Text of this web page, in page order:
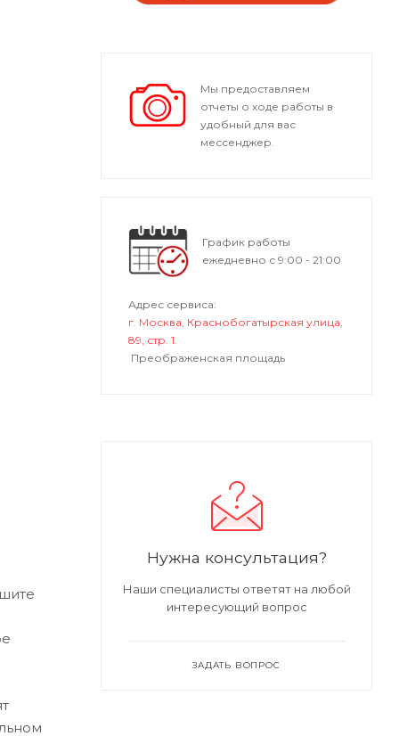
Мы предоставляем
отчеты о ходе работы в
удобный для вас
мессенджер.
График работы
ежедневно с 9:00 - 21:00
Адрес сервиса:
г. Москва, Краснобогатырская улица,
89, стр. 1.
Преображенская площадь
Нужна консультация?
Наши специалисты ответят на любой
интересующий вопрос
ЗАДАТЬ ВОПРОС